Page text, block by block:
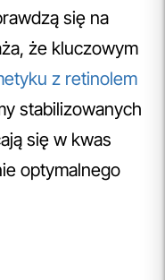
się na
że kluczowym
z retinolem
stabilizowanych
się w kwas
optymalnego